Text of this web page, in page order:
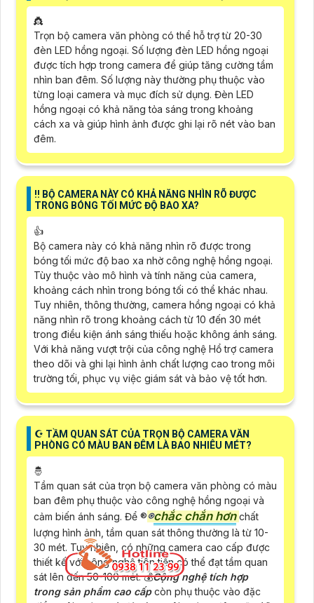
👸
Trọn bộ camera văn phòng có thể hỗ trợ từ 20-30
đèn LED hồng ngoại. Số lượng đèn LED hồng ngoại
được tích hợp trong camera để giúp tăng cường tầm
nhìn ban đêm. Số lượng này thường phụ thuộc vào
từng loại camera và mục đích sử dụng. Đèn LED
hồng ngoại có khả năng tỏa sáng trong khoảng
cách xa và giúp hình ảnh được ghi lại rõ nét vào ban
đêm.
‼️ BỘ CAMERA NÀY CÓ KHẢ NĂNG NHÌN RÕ ĐƯỢC
TRONG BÓNG TỐI MỨC ĐỘ BAO XA?
👍
Bộ camera này có khả năng nhìn rõ được trong
bóng tối mức độ bao xa nhờ công nghệ hồng ngoại.
Tùy thuộc vào mô hình và tính năng của camera,
khoảng cách nhìn trong bóng tối có thể khác nhau.
Tuy nhiên, thông thường, camera hồng ngoại có khả
năng nhìn rõ trong khoảng cách từ 10 đến 30 mét
trong điều kiện ánh sáng thiếu hoặc không ánh sáng.
Với khả năng vượt trội của công nghệ Hổ trợ camera
theo dõi và ghi lại hình ảnh chất lượng cao trong môi
trường tối, phục vụ việc giám sát và bảo vệ tốt hơn.
☪ TẦM QUAN SÁT CỦA TRỌN BỘ CAMERA VĂN
PHÒNG CÓ MÀU BAN ĐÊM LÀ BAO NHIÊU MÉT?
🤴
Tầm quan sát của trọn bộ camera văn phòng có màu
ban đêm phụ thuộc vào công nghệ hồng ngoại và
cảm biến ánh sáng. Để ®️®️chắc chắn hơn chất
lượng hình ảnh, tầm quan sát thông thường là từ 10-
30 mét. Tuy nhiên, có những camera cao cấp được
thiết kế với công nghệ tiên tiến có thể đạt tầm quan
sát lên đến 50-100 mét. 💰Cộng nghệ tích hợp
trong sản phẩm cao cấpcòn phụ thuộc vào đặc